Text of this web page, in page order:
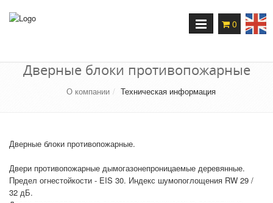
0
Переключение
навигации
Дверные блоки противопожарные
О компании Техническая информация
Дверные блоки противопожарные.
Двери противопожарные дымогазонепроницаемые деревянные.
Предел огнестойкости - EIS 30. Индекс шумопоглощения RW 29 /
32 дБ.